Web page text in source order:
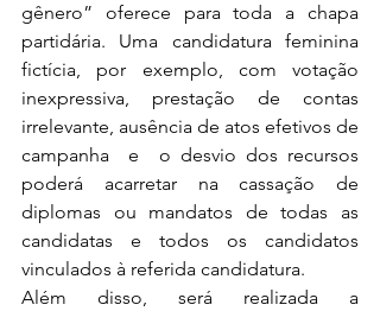
gênero” oferece para toda a chapa
partidária. Uma candidatura feminina
fictícia, por exemplo, com votação
inexpressiva, prestação de contas
irrelevante, ausência de atos efetivos de
campanha  e  o desvio dos recursos
poderá acarretar na cassação de
diplomas ou mandatos de todas as
candidatas e todos os candidatos
vinculados à referida candidatura.
Além disso, será realizada a